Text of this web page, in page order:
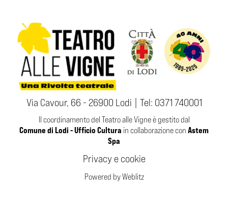
Via Cavour, 66 - 26900 Lodi | Tel: 0371 740001
Il coordinamento del Teatro alle Vigne è gestito dal
Comune di Lodi - Ufficio Cultura in collaborazione con Astem
Spa
Privacy e cookie
Powered by Weblitz